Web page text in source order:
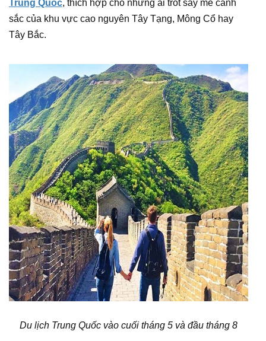
Trung Quoc, thích hợp cho những ai trót say mê cảnh
sắc của khu vực cao nguyên Tây Tạng, Mông Cổ hay
Tây Bắc.
Du lịch Trung Quốc vào cuối tháng 5 và đầu tháng 8